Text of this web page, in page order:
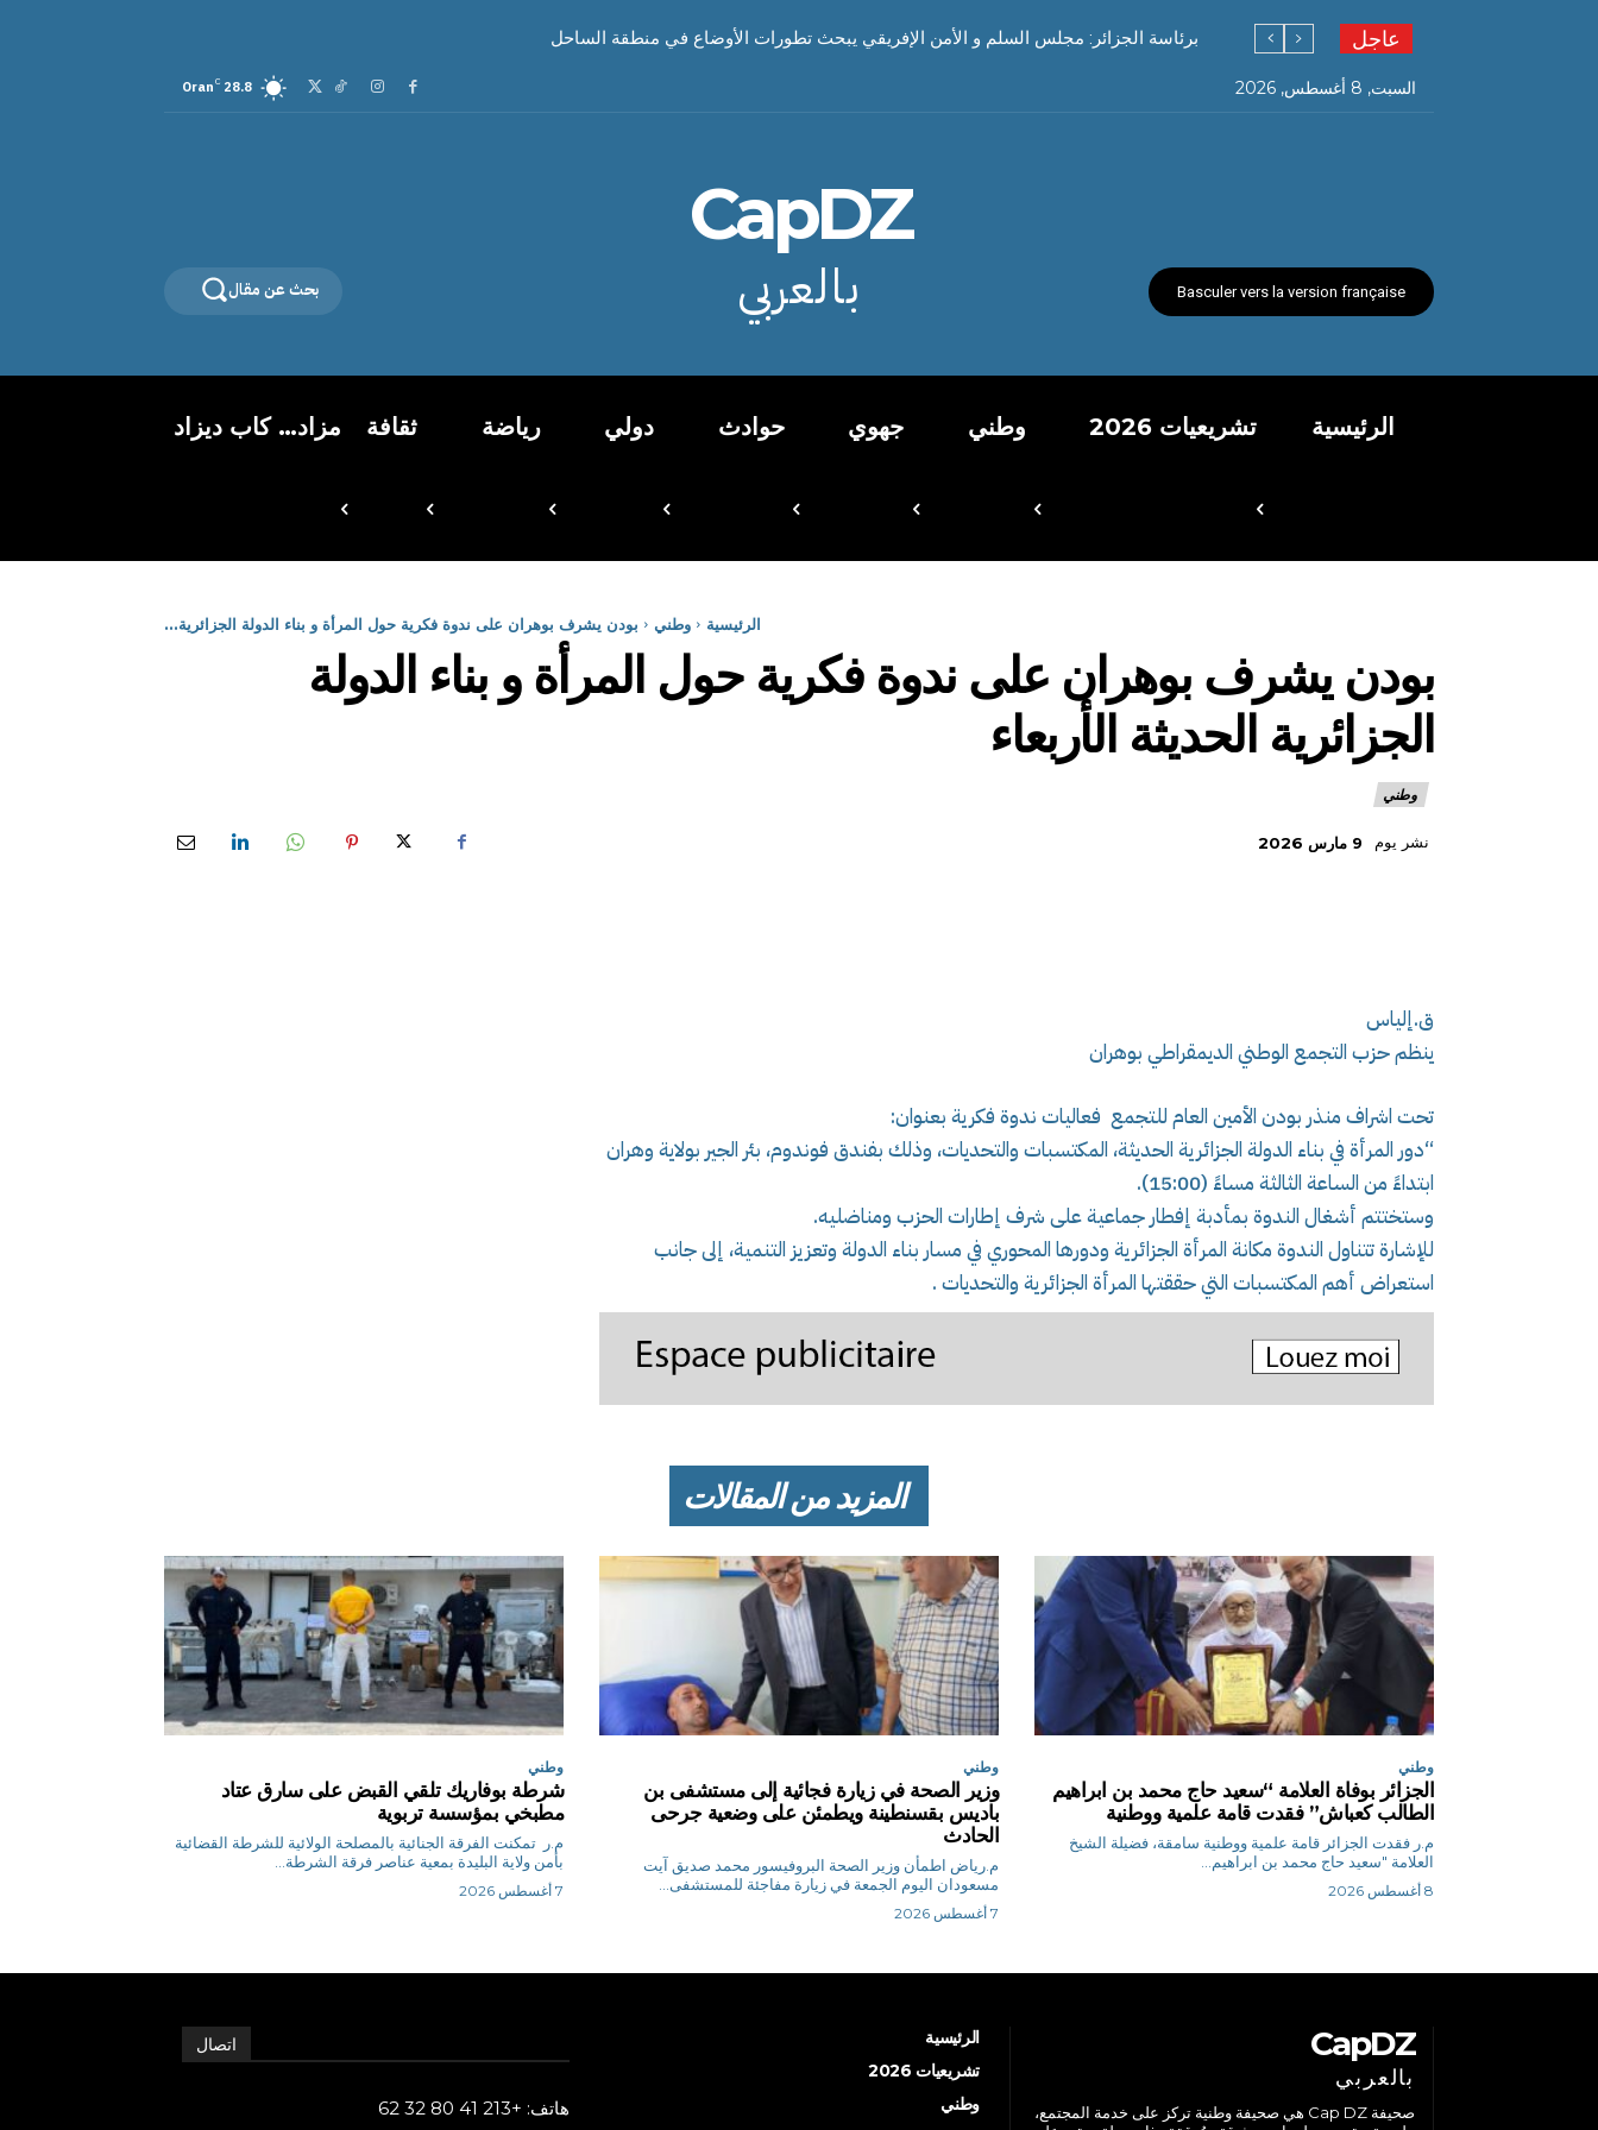
عاجل برئاسة الجزائر: مجلس السلم و الأمن الإفريقي يبحث تطورات الأوضاع في منطقة الساحل
السبت, 8 أغسطس, 2026 28.8
C
Oran
Basculer vers la version française
CapDZ
بالعربي بحث عن مقال
الرئيسية تشريعيات 2026 وطني جهوي حوادث دولي رياضة ثقافة مزاد… كاب ديزاد
الرئيسية وطني بودن يشرف بوهران على ندوة فكرية حول المرأة و بناء الدولة الجزائرية...
بودن يشرف بوهران على ندوة فكرية حول المرأة و بناء الدولة
الجزائرية الحديثة الأربعاء
وطني
نشر يوم 9 مارس 2026
ق.إلياس
ينظم حزب التجمع الوطني الديمقراطي بوهران
تحت اشراف منذر بودن الأمين العام للتجمع فعاليات ندوة فكرية بعنوان:
“دور المرأة في بناء الدولة الجزائرية الحديثة، المكتسبات والتحديات، وذلك بفندق فوندوم، بئر الجير بولاية وهران
ابتداءً من الساعة الثالثة مساءً (15:00).
وستختتم أشغال الندوة بمأدبة إفطار جماعية على شرف إطارات الحزب ومناضليه.
للإشارة تتناول الندوة مكانة المرأة الجزائرية ودورها المحوري في مسار بناء الدولة وتعزيز التنمية، إلى جانب
استعراض أهم المكتسبات التي حققتها المرأة الجزائرية والتحديات .
المزيد من المقالات
وطني
الجزائر بوفاة العلامة “سعيد حاج محمد بن ابراهيم
الطالب كعباش” فقدت قامة علمية ووطنية
م.ر فقدت الجزائر قامة علمية ووطنية سامقة، فضيلة الشيخ
العلامة "سعيد حاج محمد بن ابراهيم...
8 أغسطس 2026
وطني
وزير الصحة في زيارة فجائية إلى مستشفى بن
باديس بقسنطينة ويطمئن على وضعية جرحى
الحادث
م.رياض اطمأن وزير الصحة البروفيسور محمد صديق آيت
مسعودان اليوم الجمعة في زيارة مفاجئة للمستشفى...
7 أغسطس 2026
وطني
شرطة بوفاريك تلقي القبض على سارق عتاد
مطبخي بمؤسسة تربوية
م.ر تمكنت الفرقة الجنائية بالمصلحة الولائية للشرطة القضائية
بأمن ولاية البليدة بمعية عناصر فرقة الشرطة...
7 أغسطس 2026
CapDZ
بالعربي
صحيفة Cap DZ هي صحيفة وطنية تركز على خدمة المجتمع،
الرئيسية
تشريعيات 2026
وطني
اتصال
هاتف: +213 41 80 32 62